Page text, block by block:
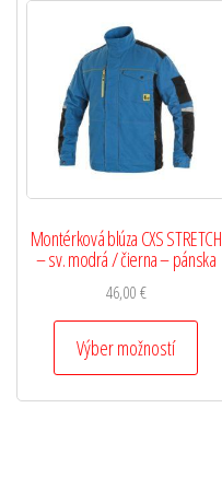
Montérková blúza CXS STRETCH
– sv. modrá / čierna – pánska
46,00€
Výber možností